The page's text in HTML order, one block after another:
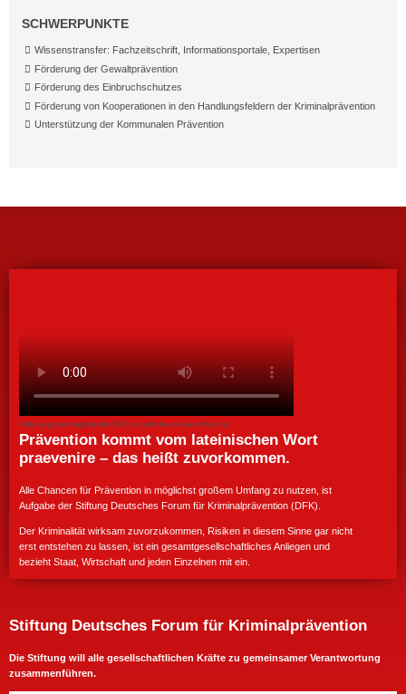
SCHWERPUNKTE
Wissenstransfer: Fachzeitschrift, Informationsportale, Expertisen
Förderung der Gewaltprävention
Förderung des Einbruchschutzes
Förderung von Kooperationen in den Handlungsfeldern der Kriminalprävention
Unterstützung der Kommunalen Prävention
Video zeigt den Imagefilm des DFK und stellt ihn und seine Arbeit vor
Prävention kommt vom lateinischen Wort
praevenire – das heißt zuvorkommen.
Alle Chancen für Prävention in möglichst großem Umfang zu nutzen, ist
Aufgabe der Stiftung Deutsches Forum für Kriminalprävention (DFK).
Der Kriminalität wirksam zuvorzukommen, Risiken in diesem Sinne gar nicht
erst entstehen zu lassen, ist ein gesamtgesellschaftliches Anliegen und
bezieht Staat, Wirtschaft und jeden Einzelnen mit ein.
Stiftung Deutsches Forum für Kriminalprävention
Die Stiftung will alle gesellschaftlichen Kräfte zu gemeinsamer Verantwortung
zusammenführen.